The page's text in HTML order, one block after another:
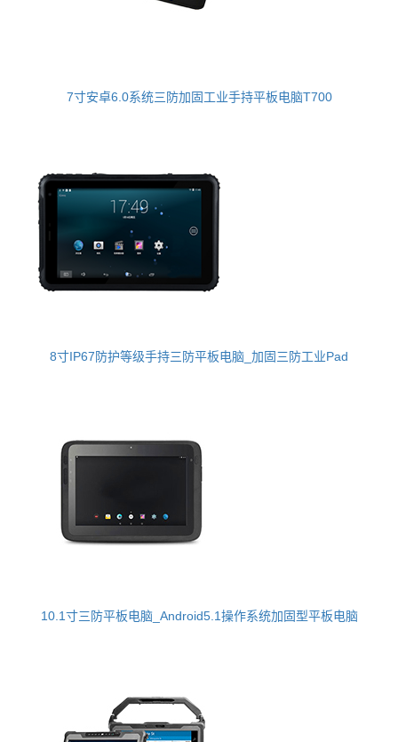
7寸安卓6.0系统三防加固工业手持平板电脑T700
8寸IP67防护等级手持三防平板电脑_加固三防工业Pad
10.1寸三防平板电脑_Android5.1操作系统加固型平板电脑